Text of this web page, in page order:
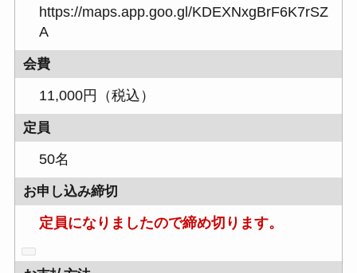
https://maps.app.goo.gl/KDEXNxgBrF6K7rSZ
A
会費
11,000円（税込）
定員
50名
お申し込み締切
定員になりましたので締め切ります。